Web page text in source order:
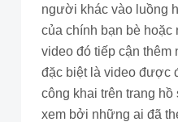
người khác vào luồng
của chính bạn bè
video đó tiếp cận
đặc biệt là video được
công khai trên trang
xem bởi những ai đã